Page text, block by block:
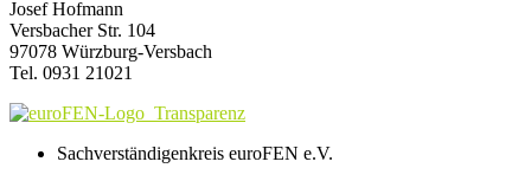
Josef Hofmann
Versbacher Str. 104
97078 Würzburg-Versbach
Tel. 0931 21021
Sachverständigenkreis euroFEN e.V.